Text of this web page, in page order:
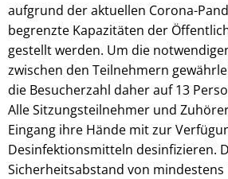
aufgrund der aktuellen Corona-
begrenzte Kapazitäten der
gestellt werden. Um die
zwischen den Teilnehmern
die Besucherzahl daher auf 13
Alle Sitzungsteilnehmer und
Eingang ihre Hände mit zur
Desinfektionsmitteln desinfizieren.
Sicherheitsabstand von mindestens